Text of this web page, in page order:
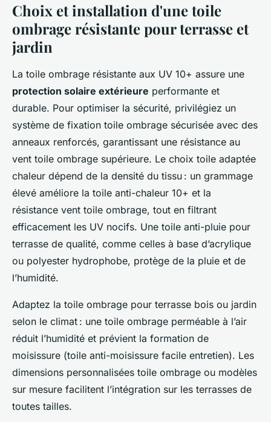
Choix et installation d'une toile
ombrage résistante pour terrasse et
jardin
La toile ombrage résistante aux UV 10+ assure une
protection solaire extérieure performante et
durable. Pour optimiser la sécurité, privilégiez un
système de fixation toile ombrage sécurisée avec des
anneaux renforcés, garantissant une résistance au
vent toile ombrage supérieure. Le choix toile adaptée
chaleur dépend de la densité du tissu : un grammage
élevé améliore la toile anti-chaleur 10+ et la
résistance vent toile ombrage, tout en filtrant
efficacement les UV nocifs. Une toile anti-pluie pour
terrasse de qualité, comme celles à base d’acrylique
ou polyester hydrophobe, protège de la pluie et de
l’humidité.
Adaptez la toile ombrage pour terrasse bois ou jardin
selon le climat : une toile ombrage perméable à l’air
réduit l’humidité et prévient la formation de
moisissure (toile anti-moisissure facile entretien). Les
dimensions personnalisées toile ombrage ou modèles
sur mesure facilitent l’intégration sur les terrasses de
toutes tailles.